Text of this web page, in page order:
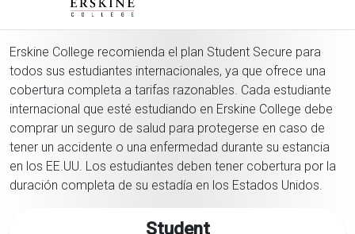
Erskine College recomienda el plan Student Secure para
todos sus estudiantes internacionales, ya que ofrece una
cobertura completa a tarifas razonables. Cada estudiante
internacional que esté estudiando en Erskine College debe
comprar un seguro de salud para protegerse en caso de
tener un accidente o una enfermedad durante su estancia
en los EE.UU. Los estudiantes deben tener cobertura por la
duración completa de su estadía en los Estados Unidos.
Student